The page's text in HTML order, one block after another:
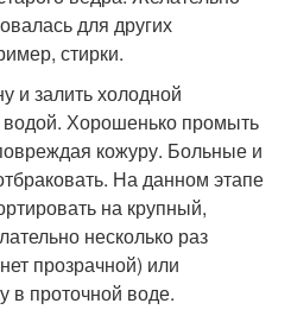
для других
стирки.
и залить холодной
Хорошенько промыть
кожуру. Больные и
На данном этапе
на крупный,
несколько раз
прозрачной) или
в проточной воде.